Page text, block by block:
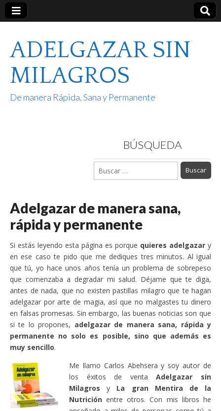
ADELGAZAR SIN
MILAGROS
De manera Rápida, Sana y Permanente
BÚSQUEDA
Buscar:
Adelgazar de manera sana,
rápida y permanente
Si estás leyendo esta página es porque quieres adelgazar y
en ese caso te pido que me dediques tres minutos. Al igual
que tú, yo hace unos años tenía un problema de sobrepeso
que comenzaba a degradar mi salud. Déjame que te diga,
antes de nada, que no existen pastillas milagro que te hagan
adelgazar por arte de magia, así que no malgastes tu dinero
en falsas promesas. Sin embargo, las buenas noticias son que
si te lo propones, adelgazar de manera sana, rápida y
permanente no solo es posible, sino que además es
muy sencillo.
Me llamo Carlos Abehsera y soy autor de
los éxitos de ventaAdelgazar sin
Milagros y La gran Mentira de la
Nutrición entre otros. Con mis libros he